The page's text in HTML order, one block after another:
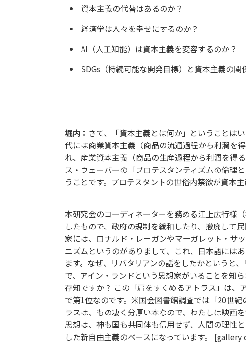
資本主義の代替はあるのか？
経済学は人々を幸せにするのか？
AI（人工知能）は資本主義を変容するのか？
SDGs（持続可能な開発目標）と資本主義の関
堀内： さて、「資本主義とは何か」ということは
代には商業資本主義（商品の流通過程から利潤を
れ、産業資本主義（商品の生産過程から利潤を得
ス・ウェーバーの「プロテスタンティズムの倫理
うことです。プロテスタントの世俗内禁欲が資本
本研究会のコーディネーターを務める江上広行様
したもので、政府の規制を緩和したり、撤廃して
家には、ロナルド・レーガンやマーガレット・サ
ニズムというのがありまして、これ、日本語には
ます。なぜ、リバタリアンの話をしたかというと
で、アイン・ランドという思想家がいることを知
存知ですか？ この「肩をすくめるアトラス」は、
で第1位なのです。米国会図書館調査では「20世
ラスは、もの凄く分厚い本なので、わたしは映画
思想は、神も国も共同体も信用せず、人間の理性
した新自由主義のベースになっています。